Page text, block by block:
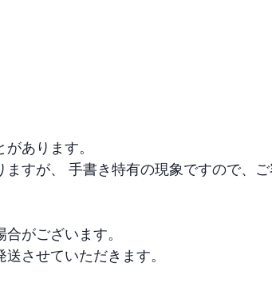
あります。
すが、 手書き特有の現象ですので、ご
がございます。
させていただきます。